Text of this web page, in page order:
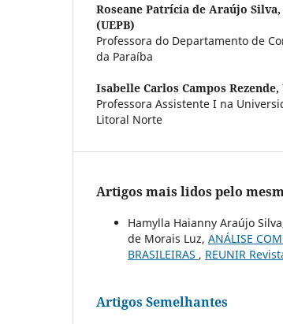
Roseane Patrícia de Araújo Silva,
(UEPB)
Professora do Departamento de
da Paraíba
Isabelle Carlos Campos Rezende,
Professora Assistente I na
Litoral Norte
Artigos mais lidos pelo
Hamylla Haianny Araújo
de Morais Luz, ANÁLISE
BRASILEIRAS , REUNIR
Artigos Semelhantes